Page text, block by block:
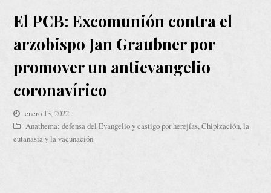
El PCB: Excomunión contra el
arzobispo Jan Graubner por
promover un antievangelio
coronavírico
enero 13, 2022
Anathema: defensa del Evangelio y castigo por herejías,Chipización, la
eutanasia y la vacunación